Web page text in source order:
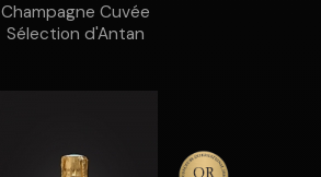
Champagne Cuvée
Sélection d'Antan